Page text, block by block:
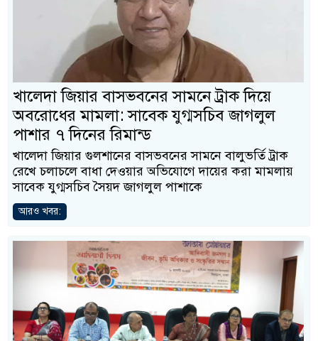
খালেদা জিয়ার বাসভবনের সামনে ট্রাক দিয়ে
অবরোধের মামলা: সাবেক যুগ্মসচিব জাগলুল
পাশার ৭ দিনের রিমান্ড
খালেদা জিয়ার গুলশানের বাসভবনের সামনে বালুভর্তি ট্রাক
রেখে চলাচলে বাধা দেওয়ার অভিযোগে দায়ের করা মামলায়
সাবেক যুগ্মসচিব সৈয়দ জাগলুল পাশাকে
আরও খবর: